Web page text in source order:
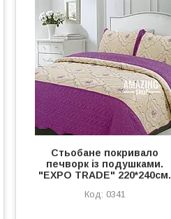
Стьобане покривало
печворк із подушками.
"EXPO TRADE" 220*240см.
0341